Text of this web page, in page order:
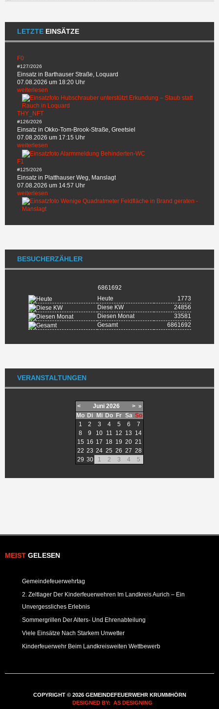
LETZTE EINSÄTZE
F0
#127/2026
Einsatz in Barthauser Straße, Loquard
07.08.2026 um 18:20 Uhr
weiterlesen
THY_NFT
#126/2026
Einsatz in Okko-Tom-Brook-Straße, Greetsiel
07.08.2026 um 17:15 Uhr
weiterlesen
F1
#125/2026
Einsatz in Platthauser Weg, Manslagt
07.08.2026 um 14:57 Uhr
weiterlesen
BESUCHERZÄHLER
6861692
Heute
1773
Diese KW
24856
Diesen Monat
33581
Gesamt
6861692
VERANSTALTUNGEN
< Juni 2026 > »
Mo Di Mi Do Fr Sa So
1
2 3 4 5 6
7
8
9 10 11 12 13 14
15 16 17 18 19 20 21
22 23 24 25 26 27 28
29 30 1 2 3 4 5
MEIST GELESEN
Gemeindefeuerwehrtag
2. Zeltlager Der Kinderfeuerwehren Im Landkreis Aurich – Ein
Unvergessliches Erlebnis
Sommergrillen Der Alters- Und Ehrenabteilung
Viele Einsätze Nach Starkem Unwetter
Kinderfeuerwehr Beim Landkreisweiten Wettbewerb
COPYRIGHT © 2026 GEMEINDEFEUERWEHR KRUMMHÖRN
DESIGNED BY: AS DESIGNING